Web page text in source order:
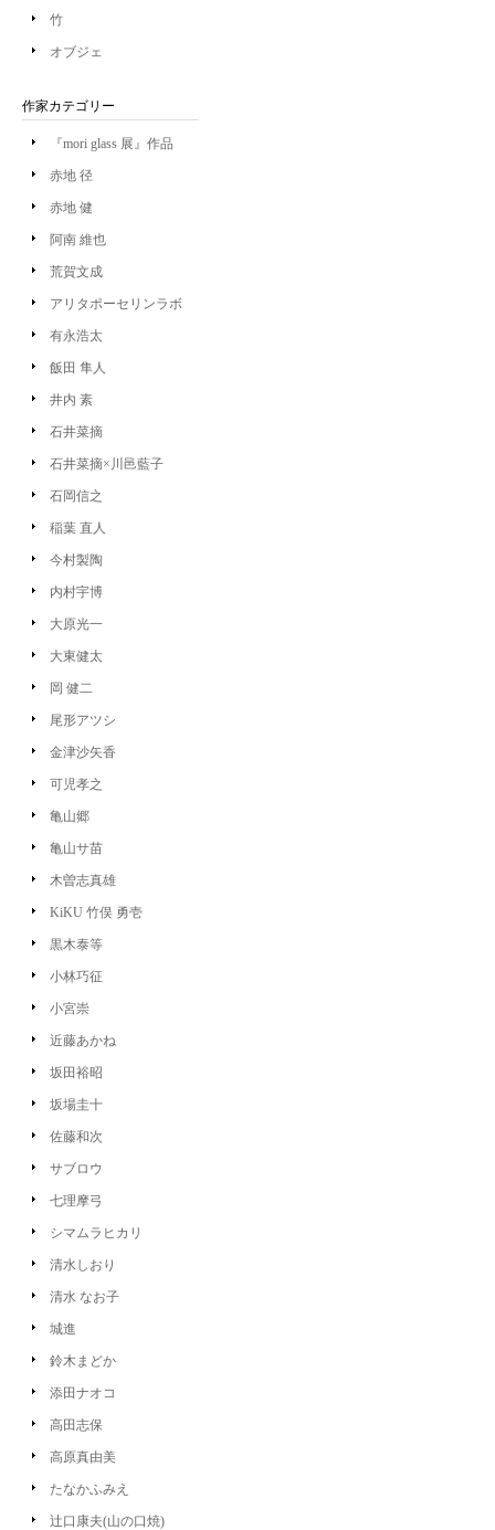
竹
オブジェ
作家カテゴリー
『mori glass 展』作品
赤地 径
赤地 健
阿南 維也
荒賀文成
アリタポーセリンラボ
有永浩太
飯田 隼人
井内 素
石井菜摘
石井菜摘×川邑藍子
石岡信之
稲葉 直人
今村製陶
内村宇博
大原光一
大東健太
岡 健二
尾形アツシ
金津沙矢香
可児孝之
亀山郷
亀山サ苗
木曽志真雄
KiKU 竹俣 勇壱
黒木泰等
小林巧征
小宮崇
近藤あかね
坂田裕昭
坂場圭十
佐藤和次
サブロウ
七理摩弓
シマムラヒカリ
清水しおり
清水 なお子
城進
鈴木まどか
添田ナオコ
高田志保
高原真由美
たなかふみえ
辻口康夫(山の口焼)